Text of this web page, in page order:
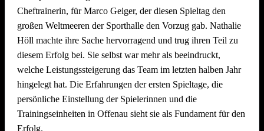
Wir freuen uns schon jetzt auf den5. Offenauer
Beachvolleyball Cup Ende Juni 2027– und hoffen, euch
alle (wieder) auf dem Sand begrüßen zu dürfen!
Cheftrainerin, für Marco Geiger, der diesen Spieltag den
großen Weltmeeren der Sporthalle den Vorzug gab. Nathalie
Höll machte ihre Sache hervorragend und trug ihren Teil zu
diesem Erfolg bei. Sie selbst war mehr als beeindruckt,
welche Leistungssteigerung das Team im letzten halben Jahr
hingelegt hat. Die Erfahrungen der ersten Spieltage, die
persönliche Einstellung der Spielerinnen und die
Trainingseinheiten in Offenau sieht sie als Fundament für den
Erfolg.